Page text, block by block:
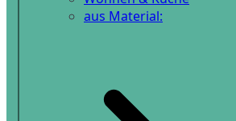
aus Material: